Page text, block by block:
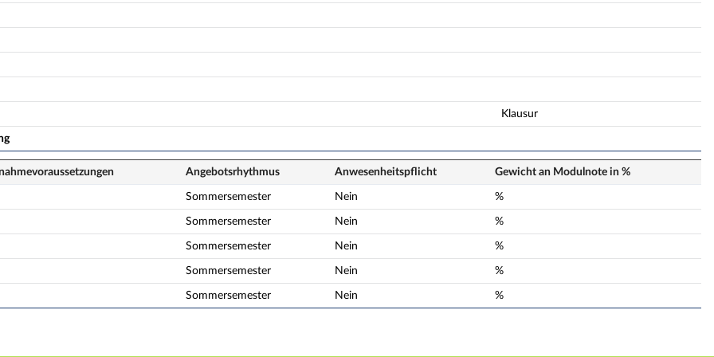
Klausur
Angebots­rhythmus Anwesenheits­pflicht Gewicht an Modulnote in %
Sommersemester Nein %
Sommersemester Nein %
Sommersemester Nein %
Sommersemester Nein %
Sommersemester Nein %